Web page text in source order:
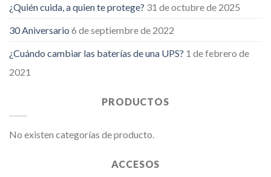
¿Quién cuida, a quien te protege? 31 de octubre de 2025
30 Aniversario 6 de septiembre de 2022
¿Cuándo cambiar las baterías de una UPS? 1 de febrero de
2021
PRODUCTOS
No existen categorías de producto.
ACCESOS